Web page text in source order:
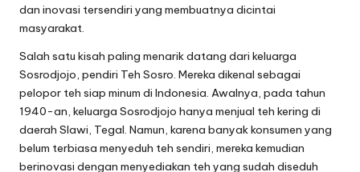
dan inovasi tersendiri yang membuatnya dicintai
masyarakat.
Salah satu kisah paling menarik datang dari keluarga
Sosrodjojo, pendiri Teh Sosro. Mereka dikenal sebagai
pelopor teh siap minum di Indonesia. Awalnya, pada tahun
1940-an, keluarga Sosrodjojo hanya menjual teh kering di
daerah Slawi, Tegal. Namun, karena banyak konsumen yang
belum terbiasa menyeduh teh sendiri, mereka kemudian
berinovasi dengan menyediakan teh yang sudah diseduh